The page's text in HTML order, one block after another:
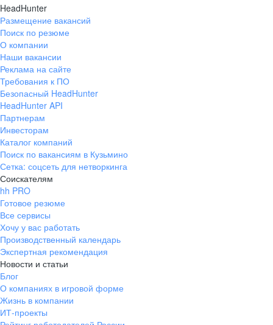
HeadHunter
Размещение вакансий
Поиск по резюме
О компании
Наши вакансии
Реклама на сайте
Требования к ПО
Безопасный HeadHunter
HeadHunter API
Партнерам
Инвесторам
Каталог компаний
Поиск по вакансиям в Кузьмино
Сетка: соцсеть для нетворкинга
Соискателям
hh PRO
Готовое резюме
Все сервисы
Хочу у вас работать
Производственный календарь
Экспертная рекомендация
Новости и статьи
Блог
О компаниях в игровой форме
Жизнь в компании
ИТ-проекты